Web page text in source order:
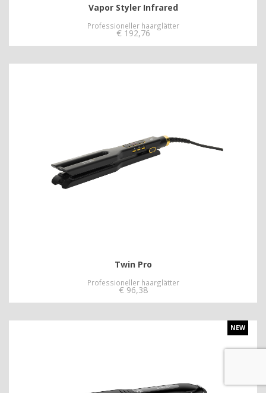
Vapor Styler Infrared
Professioneller haarglätter
€ 192,76
Twin Pro
Professioneller haarglätter
€ 96,38
NEW